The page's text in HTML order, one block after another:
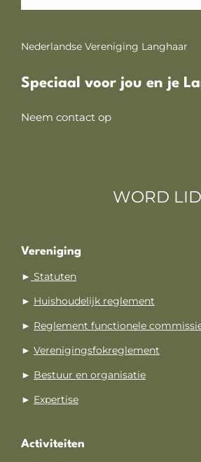
Nederlandse Vereniging Langhaar
Speciaal voor jou en je
Neem contact op
WORD LID
Vereniging
► Statuten
► Huishoudelijk reglement
► Reglement functionele
► Verenigingsfokreglement
► Bestuur en organisatie
► Expertise
Activiteiten